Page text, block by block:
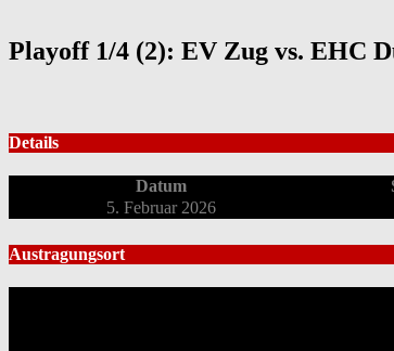
Playoff 1/4 (2): EV Zug vs. EHC
Details
Datum
5. Februar 2026
Austragungsort